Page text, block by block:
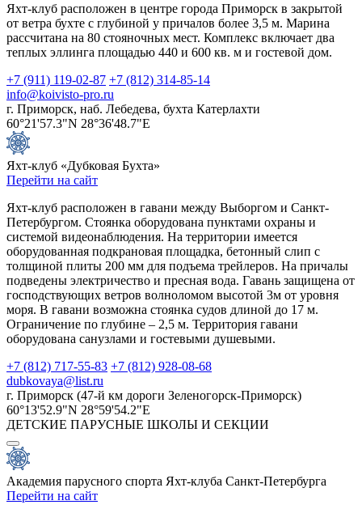
Яхт-клуб расположен в центре города Приморск в закрытой
от ветра бухте с глубиной у причалов более 3,5 м. Марина
рассчитана на 80 стояночных мест. Комплекс включает два
теплых эллинга площадью 440 и 600 кв. м и гостевой дом.
+7 (911) 119-02-87 +7 (812) 314-85-14
info@koivisto-pro.ru
г. Приморск, наб. Лебедева, бухта Катерлахти
60°21'57.3"N 28°36'48.7"E
Яхт-клуб «Дубковая Бухта»
Перейти на сайт
Яхт-клуб расположен в гавани между Выборгом и Санкт-
Петербургом. Стоянка оборудована пунктами охраны и
системой видеонаблюдения. На территории имеется
оборудованная подкрановая площадка, бетонный слип с
толщиной плиты 200 мм для подъема трейлеров. На причалы
подведены электричество и пресная вода. Гавань защищена от
господствующих ветров волноломом высотой 3м от уровня
моря. В гавани возможна стоянка судов длиной до 17 м.
Ограничение по глубине – 2,5 м. Территория гавани
оборудована санузлами и гостевыми душевыми.
+7 (812) 717-55-83 +7 (812) 928-08-68
dubkovaya@list.ru
г. Приморск (47-й км дороги Зеленогорск-Приморск)
60°13'52.9"N 28°59'54.2"E
ДЕТСКИЕ ПАРУСНЫЕ ШКОЛЫ И СЕКЦИИ
Академия парусного спорта Яхт-клуба Санкт-Петербурга
Перейти на сайт